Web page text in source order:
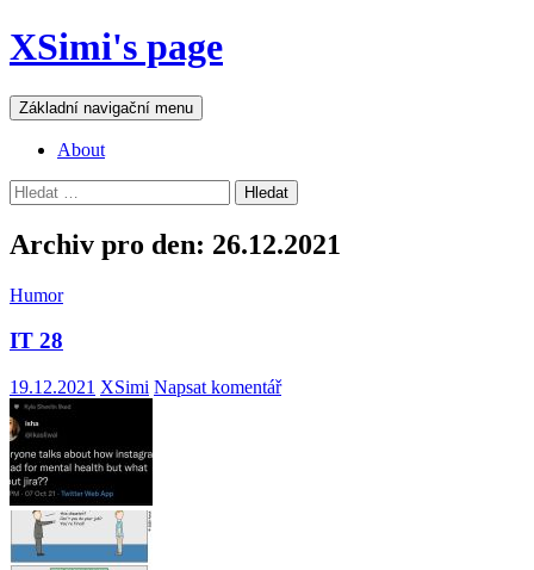
Přejít
k
webu
XSimi's page
Hledat
Základní navigační menu
About
Vyhledávání
Archiv pro den: 26.12.2021
Humor
IT 28
19.12.2021 XSimi Napsat komentář